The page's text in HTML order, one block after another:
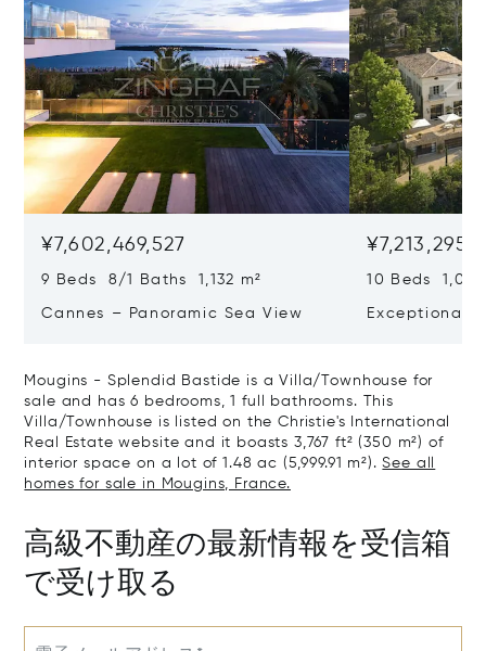
¥7,602,469,527
9 Beds 8/1 Baths 1,132 m²
Cannes – Panoramic Sea View
10 Beds 1,020
Exceptional
Mougins - Splendid Bastide is a Villa/Townhouse for
sale and has 6 bedrooms, 1 full bathrooms. This
Villa/Townhouse is listed on the Christie's International
Real Estate website and it boasts 3,767 ft² (350 m²) of
interior space on a lot of 1.48 ac (5,999.91 m²).See all
homes for sale in Mougins, France.
高級不動産の最新情報を受信箱
で受け取る